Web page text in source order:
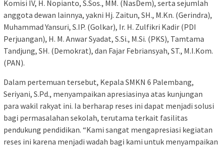
Komisi IV, H. Nopianto, S.Sos., MM. (NasDem), serta sejumlah
anggota dewan lainnya, yakni Hj. Zaitun, SH., M.Kn. (Gerindra),
Muhammad Yansuri, S.IP. (Golkar), Ir. H. Zulfikri Kadir (PDI
Perjuangan), H. M. Anwar Syadat, S.Si., M.Si. (PKS), Tamtama
Tandjung, SH. (Demokrat), dan Fajar Febriansyah, ST., M.I.Kom.
(PAN).
Dalam pertemuan tersebut, Kepala SMKN 6 Palembang,
Seriyani, S.Pd., menyampaikan apresiasinya atas kunjungan
para wakil rakyat ini. Ia berharap reses ini dapat menjadi solusi
bagi permasalahan sekolah, terutama terkait fasilitas
pendukung pendidikan. “Kami sangat mengapresiasi kegiatan
reses ini karena menjadi wadah bagi kami untuk menyampaikan